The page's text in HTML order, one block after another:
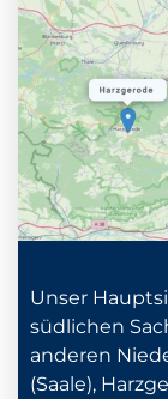
Unser
südlichen
anderen
(Saale),